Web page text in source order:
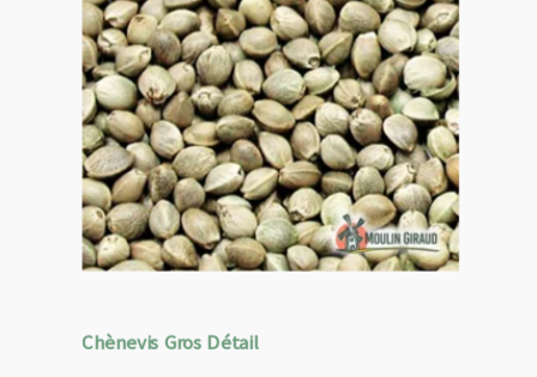
Chènevis Gros Détail